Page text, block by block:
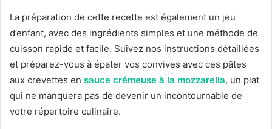
La préparation de cette recette est également un jeu
d’enfant, avec des ingrédients simples et une méthode de
cuisson rapide et facile. Suivez nos instructions détaillées
et préparez-vous à épater vos convives avec ces pâtes
aux crevettes en sauce crémeuse à la mozzarella, un plat
qui ne manquera pas de devenir un incontournable de
votre répertoire culinaire.